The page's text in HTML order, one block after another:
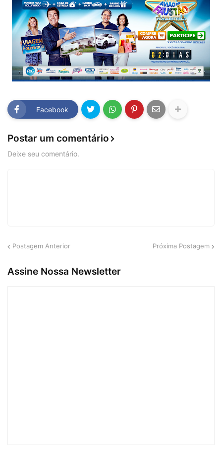
Facebook
Postar um comentário
Deixe seu comentário.
Postagem Anterior Próxima Postagem
Assine Nossa Newsletter